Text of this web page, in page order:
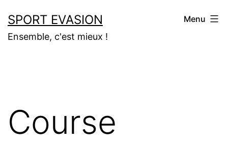
au
contenu
SPORT EVASION
Ensemble, c'est mieux !
Menu
Course